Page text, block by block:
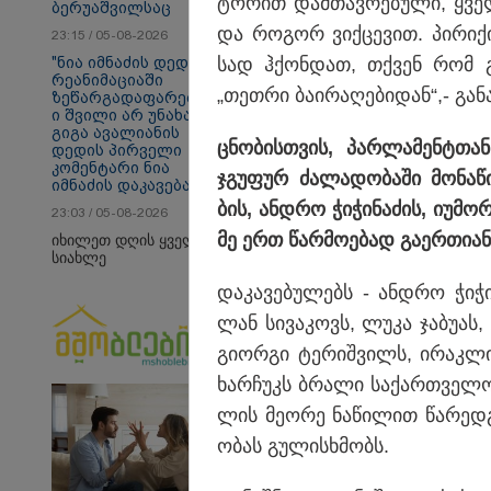
თბილისი - ანტალია
840.90 ლარიდან
მსოფლიო
ბერუაშვილსაც
23:15 / 05-08-2026
"ნია იმნაძის დედას
რეანიმაციაში
ზეწარგადაფარებულ
ი შვილი არ უნახავს" -
გიგა ავალიანის
დედის პირველი
კომენტარი ნია
იმნაძის დაკავებაზე
23:03 / 05-08-2026
იხილეთ დღის ყველა
სიახლე
და რო­გორ ვიქ­ცე­ვით.
სად ჰქონ­დათ, თქვენ რომ
„თეთ­რი ბა­ი­რა­ღე­ბი­დან“,-
ცნო­ბის­თვის,
ჯგუ­ფურ ძა­ლა­დო­ბა­ში
ბის, ან­დრო ჭი­ჭი­ნა­ძის,
მე ერთ წარ­მო­ე­ბად
და­კა­ვე­ბუ­ლებს - ან­დრო
ლან სი­ვა­კოვს, ლუკა
გი­ორ­გი ტე­რიშ­ვილს,
ხარ­ჩუკს ბრა­ლი
ლის მე­ო­რე ნა­წი­ლით
ო­ბას გუ­ლის­ხმობს.